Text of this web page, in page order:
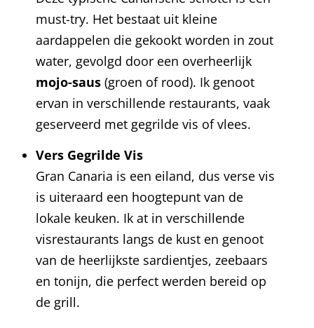
must-try. Het bestaat uit kleine
aardappelen die gekookt worden in zout
water, gevolgd door een overheerlijk
mojo-saus (groen of rood). Ik genoot
ervan in verschillende restaurants, vaak
geserveerd met gegrilde vis of vlees.
Vers Gegrilde Vis
Gran Canaria is een eiland, dus verse vis
is uiteraard een hoogtepunt van de
lokale keuken. Ik at in verschillende
visrestaurants langs de kust en genoot
van de heerlijkste sardientjes, zeebaars
en tonijn, die perfect werden bereid op
de grill.